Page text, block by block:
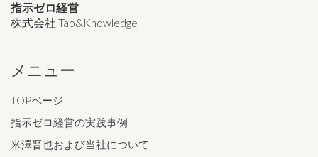
指示ゼロ経営
株式会社 Tao&Knowledge
メニュー
TOPページ
指示ゼロ経営の実践事例
米澤晋也および当社について